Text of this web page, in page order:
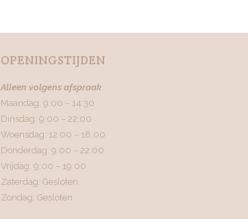
OPENINGSTIJDEN
Alleen volgens afspraak
Maandag: 9:00 – 14:30
Dinsdag: 9:00 – 22:00
Woensdag: 12:00 – 18:00
Donderdag: 9:00 – 22:00
Vrijdag: 9:00 – 19:00
Zaterdag: Gesloten
Zondag: Gesloten